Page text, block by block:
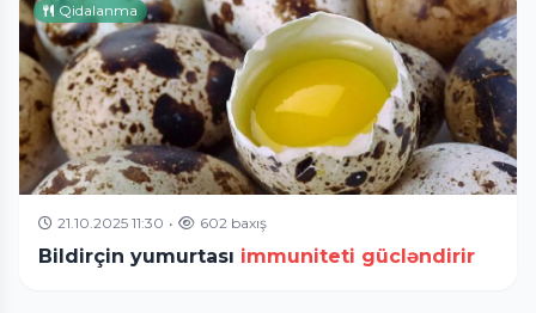
Qidalanma
21.10.2025 11:30 • 602 baxış
Bildirçin yumurtası immuniteti gücləndirir